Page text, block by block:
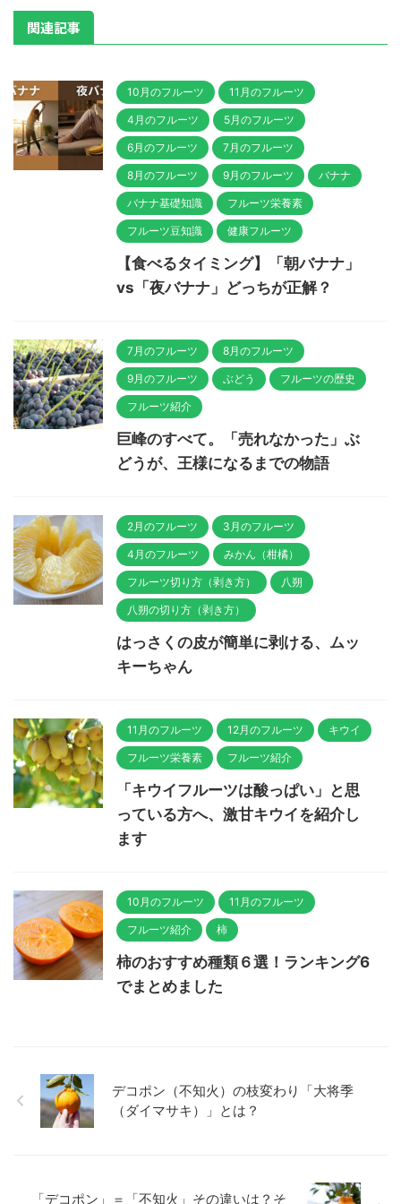
関連記事
10月のフルーツ 11月のフルーツ
4月のフルーツ 5月のフルーツ
6月のフルーツ 7月のフルーツ
8月のフルーツ 9月のフルーツ バナナ
バナナ基礎知識 フルーツ栄養素
フルーツ豆知識 健康フルーツ
【食べるタイミング】「朝バナナ」
vs「夜バナナ」どっちが正解？
7月のフルーツ 8月のフルーツ
9月のフルーツ ぶどう フルーツの歴史
フルーツ紹介
巨峰のすべて。「売れなかった」ぶ
どうが、王様になるまでの物語
2月のフルーツ 3月のフルーツ
4月のフルーツ みかん（柑橘）
フルーツ切り方（剥き方） 八朔
八朔の切り方（剥き方）
はっさくの皮が簡単に剥ける、ムッ
キーちゃん
11月のフルーツ 12月のフルーツ キウイ
フルーツ栄養素 フルーツ紹介
「キウイフルーツは酸っぱい」と思
っている方へ、激甘キウイを紹介し
ます
10月のフルーツ 11月のフルーツ
フルーツ紹介 柿
柿のおすすめ種類６選！ランキング6
でまとめました
デコポン（不知火）の枝変わり「大将季
（ダイマサキ）」とは？
「デコポン」＝「不知火」その違いは？そ